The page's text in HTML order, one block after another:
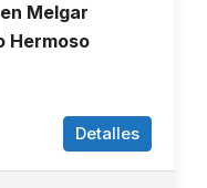
Melgar
Hermoso
Detalles